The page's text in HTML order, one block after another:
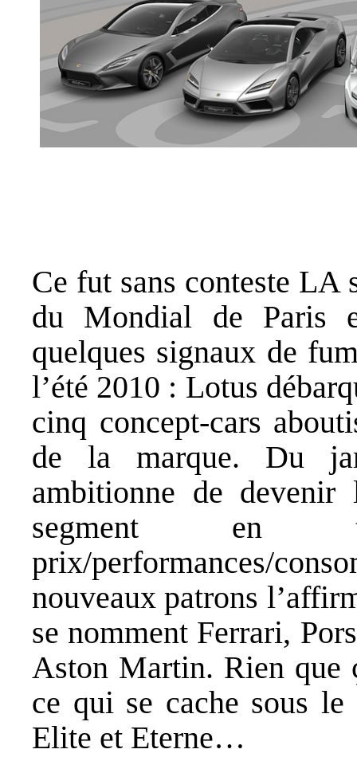
Ce fut sans conteste LA
du Mondial de Paris
quelques signaux de
l’été 2010 : Lotus
cinq concept-cars
de la marque. Du
ambitionne de
segment en
prix/performances/
nouveaux patrons
se nomment Ferrari,
Aston Martin. Rien que
ce qui se cache sous
Elite et Eterne…